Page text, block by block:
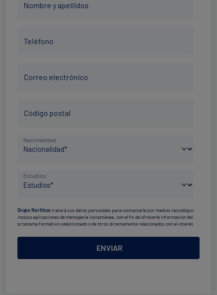
Nombre y apellidos
Teléfono
electrónico
Correo electrónico
Postal
Código postal
País
de
Nacionalidad
Nivel
de
*
Estudios
Grupo Northiustratará sus datos personales para contactarle por medios tecnológicos,
incluso aplicaciones de mensajería instantánea, con el fin de ofrecerle información del
programa formativo seleccionado o de otros directamente relacionados con el interés
correspondiente. Compartiremos su solicitud con las empresas que conforman elGrupo
servicios de acuerdo a su petición. Quedan reconocidos los derechos de acceso,
rectificación, supresión, oposición, limitación, tal y como se explica en la
ENVIAR